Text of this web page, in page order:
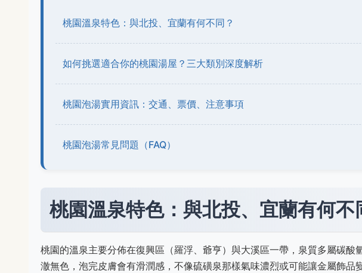
桃園溫泉特色：與北投、宜蘭有何不同？
如何挑選適合你的桃園湯屋？三大類別深度解析
桃園泡湯實用資訊：交通、票價、注意事項
桃園泡湯常見問題（FAQ）
桃園溫泉特色：與北投、宜蘭有何不
桃園的溫泉主要分佈在復興區（羅浮、爺亨）與大溪區一帶，泉質多屬碳酸
澈無色，泡完皮膚會有滑潤感，不像硫磺泉那樣氣味濃烈或可能讓金屬飾品